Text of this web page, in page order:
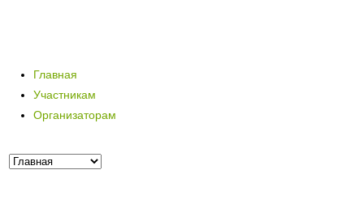
Главная
Участникам
Организаторам